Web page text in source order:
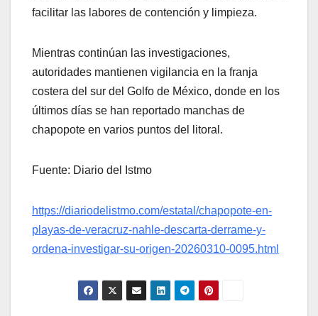
facilitar las labores de contención y limpieza.
Mientras continúan las investigaciones,
autoridades mantienen vigilancia en la franja
costera del sur del Golfo de México, donde en los
últimos días se han reportado manchas de
chapopote en varios puntos del litoral.
Fuente: Diario del Istmo
https://diariodelistmo.com/estatal/chapopote-en-
playas-de-veracruz-nahle-descarta-derrame-y-
ordena-investigar-su-origen-20260310-0095.html